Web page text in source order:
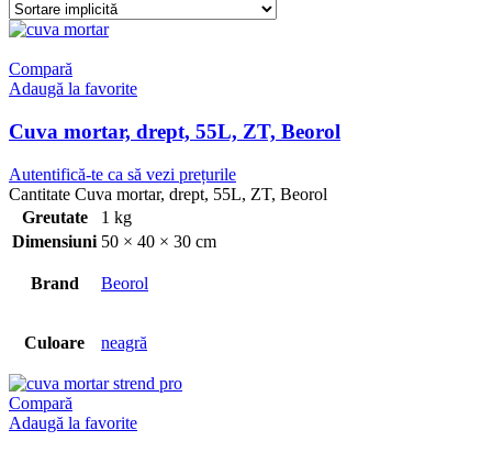
Compară
Adaugă la favorite
Cuva mortar, drept, 55L, ZT, Beorol
Autentifică-te ca să vezi prețurile
Cantitate Cuva mortar, drept, 55L, ZT, Beorol
Greutate
1 kg
Dimensiuni 50 × 40 × 30 cm
Brand Beorol
Culoare neagră
Compară
Adaugă la favorite